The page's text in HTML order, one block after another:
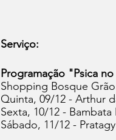
Serviço:
Programação "Psica
Shopping Bosque
Quinta, 09/12 - Arthur
Sexta, 10/12 -
Sábado, 11/12 - Pratagy